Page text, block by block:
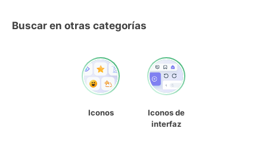
Buscar en otras categorías
Iconos
Iconos de
interfaz